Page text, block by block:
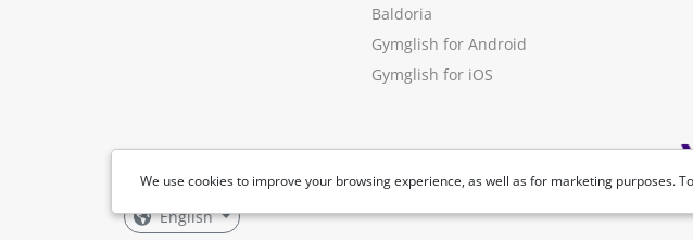
We use cookies to improve your browsing experience, as well as for marketing purposes.
Baldoria
Gymglish for Android
Gymglish for iOS
English